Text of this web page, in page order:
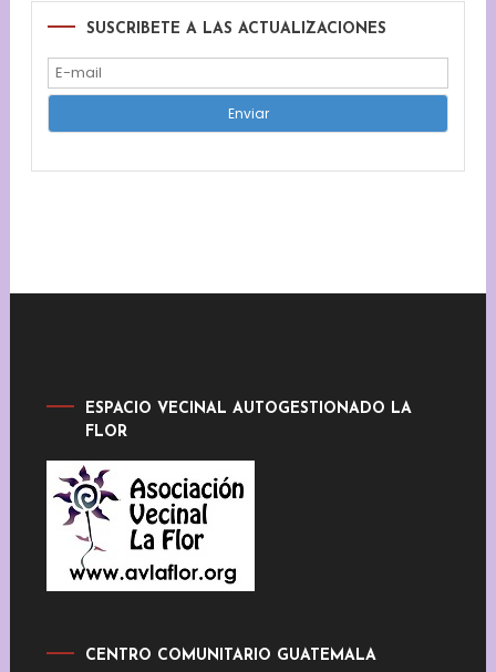
SUSCRIBETE A LAS ACTUALIZACIONES
ESPACIO VECINAL AUTOGESTIONADO LA
FLOR
CENTRO COMUNITARIO GUATEMALA